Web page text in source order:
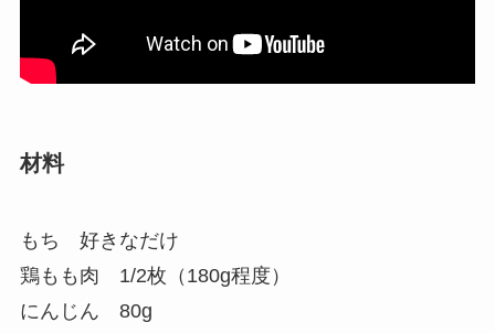
材料
もち 好きなだけ
鶏もも肉 1/2枚（180g程度）
にんじん 80g